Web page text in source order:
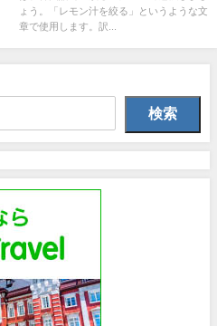
ょう。「レモン汁を絞る」というような文
章で使用します。訳...
検索